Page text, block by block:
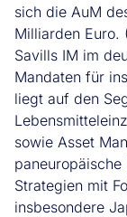
sich die AuM
Milliarden Euro.
Savills IM im
Mandaten für
liegt auf den
sowie Asset
Strategien mit
insbesondere